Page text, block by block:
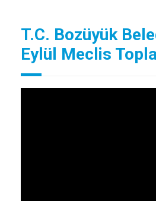
T.C. Bozüyük
Eylül Meclis